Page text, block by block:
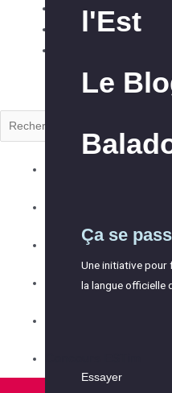
Médias
ContactNos
À
CCEM
Équipe
Répertoire des
Les services
Aide à
Club
MTL
continue
l'Est
Le
Ça se
Une initiative pour
la langue officielle
Essayer